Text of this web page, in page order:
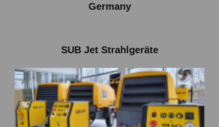
Germany
SUB Jet Strahlgeräte